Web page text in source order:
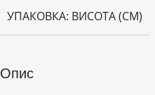
УПАКОВКА: ВИСОТА (СМ)
Опис